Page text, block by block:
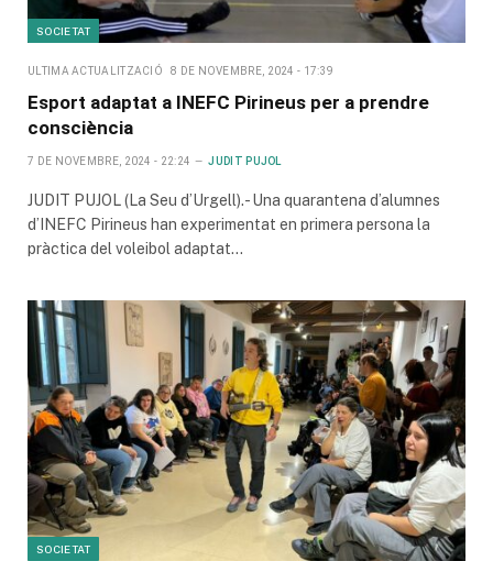
SOCIETAT
ULTIMA ACTUALITZACIÓ 8 DE NOVEMBRE, 2024 - 17:39
Esport adaptat a INEFC Pirineus per a prendre
consciència
7 DE NOVEMBRE, 2024 - 22:24 JUDIT PUJOL
JUDIT PUJOL (La Seu d’Urgell).- Una quarantena d’alumnes
d’INEFC Pirineus han experimentat en primera persona la
pràctica del voleibol adaptat…
SOCIETAT